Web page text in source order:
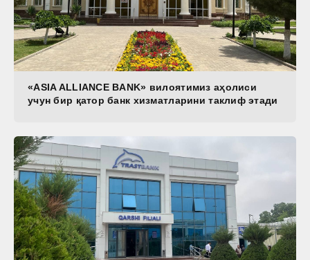
«ASIA ALLIANCE BANK» вилоятимиз аҳолиси
учун бир қатор банк хизматларини таклиф этади